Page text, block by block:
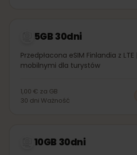
5GB 30dni
Przedpłacona eSIM Finlandia z
mobilnymi dla turystów
1,00 € za GB
30 dni Ważność
10GB 30dni